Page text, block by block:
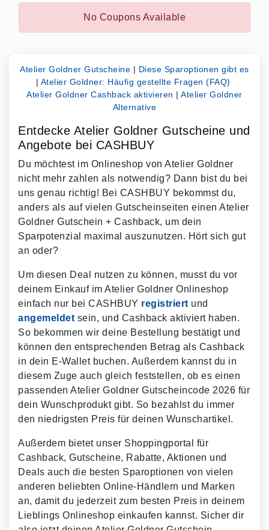
No Coupons Available
Atelier Goldner Gutscheine | Diese Sparoptionen gibt es
| Atelier Goldner: Häufig gestellte Fragen (FAQ)
Atelier Goldner Cashback aktivieren |Atelier Goldner
Alternative
Entdecke Atelier Goldner Gutscheine und
Angebote bei CASHBUY
Du möchtest im Onlineshop von Atelier Goldner
nicht mehr zahlen als notwendig? Dann bist du bei
uns genau richtig! Bei CASHBUY bekommst du,
anders als auf vielen Gutscheinseiten einen Atelier
Goldner Gutschein + Cashback, um dein
Sparpotenzial maximal auszunutzen. Hört sich gut
an oder?
Um diesen Deal nutzen zu können, musst du vor
deinem Einkauf im Atelier Goldner Onlineshop
einfach nur bei CASHBUY registriert und
angemeldet sein, und Cashback aktiviert haben.
So bekommen wir deine Bestellung bestätigt und
können den entsprechenden Betrag als Cashback
in dein E-Wallet buchen. Außerdem kannst du in
diesem Zuge auch gleich feststellen, ob es einen
passenden Atelier Goldner Gutscheincode 2026 für
dein Wunschprodukt gibt. So bezahlst du immer
den niedrigsten Preis für deinen Wunschartikel.
Außerdem bietet unser Shoppingportal für
Cashback, Gutscheine, Rabatte, Aktionen und
Deals auch die besten Sparoptionen von vielen
anderen beliebten Online-Händlern und Marken
an, damit du jederzeit zum besten Preis in deinem
Lieblings Onlineshop einkaufen kannst. Sicher dir